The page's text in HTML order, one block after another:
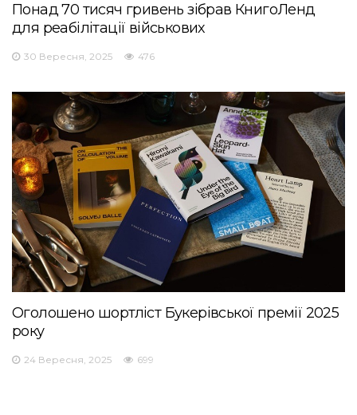
Понад 70 тисяч гривень зібрав КнигоЛенд
для реабілітації військових
30 Вересня, 2025 476
Оголошено шортліст Букерівської премії 2025
року
24 Вересня, 2025 699